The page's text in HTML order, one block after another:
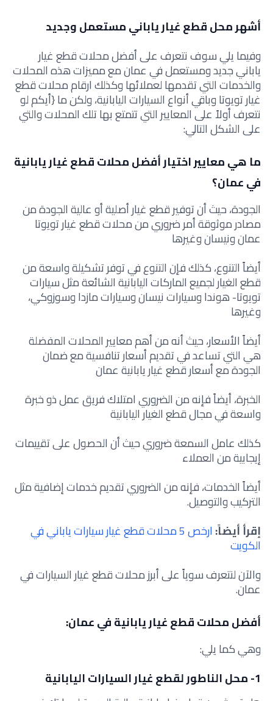
أشهر محل قطع غيار ياباني مستعمل وجديد
وفيما يلي سوف نتعرف على أفضل محلات قطع غيار
ياباني جديد ومستعمل في عمان مع مميزات هذه المحلات
والخدمات التي تقدمها لعملائها وكذلك ارقام محلات قطع
غيار تويوتا وباقي أنواع السيارات اليابانية، ولكن ما {أيكم لو
نتعرف أولاً على المعايير التي تتمتع بها تلك المحلات والتي
على الشكل التالي:
ما هي معايير اختيار أفضل محلات قطع غيار يابانية
في عمان؟
الجودة، حيث أن توفير قطع غيار أصلية أو عالية الجودة من
مصادر موثوقة أمر ضروري من محلات قطع غيار تويوتا
عمان ونيسان وغيرها
أيضاً التنوع، كذلك فإن التنوع في توفر تشكيلة واسعة من
قطع الغيار لجميع الماركات اليابانية الشائعة مثل سيارات
تويوتا- هوندا وسيارات نيسان وسيارات مازدا وسوزوكي،
وغيرها
أيضاً الأسعار، حيث أنه من أهم معايير المحلات المفضلة
هي التي تساعد في تقديم أسعار تنافسية مع ضمان
الجودة مع أسعار قطع غيار يابانية عمان
الخبرة، أيضاً فإنه من الضروري امتلاك فريق عمل ذو خبرة
واسعة في مجال قطع الغيار اليابانية
كذلك عامل السمعة ضروري حيث أن الحصول على تقييمات
إيجابية من العملاء
أيضاً الخدمات، فإنه من الضروري تقديم خدمات إضافية مثل
التركيب والتوصيل.
إقرأ أيضاً:
ارخص 5 محلات قطع غيار سيارات ياباني في
الكويت
والآن لنتعرف سوياً على أبرز محلات قطع غيار السيارات في
عمان.
أفضل محلات قطع غيار يابانية في عمان:
وهي كما يلي:
1- محل الناطور لقطع غيار السيارات اليابانية